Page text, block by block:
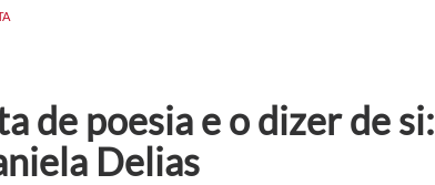
de poesia e o dizer de
Delias